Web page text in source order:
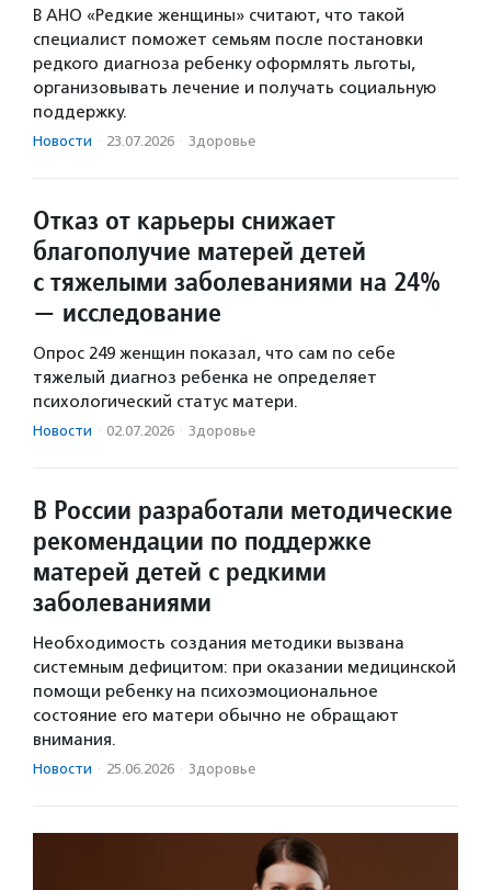
В АНО «Редкие женщины» считают, что такой
специалист поможет семьям после постановки
редкого диагноза ребенку оформлять льготы,
организовывать лечение и получать социальную
поддержку.
Новости · 23.07.2026 · Здоровье
Отказ от карьеры снижает
благополучие матерей детей
с тяжелыми заболеваниями на 24%
— исследование
Опрос 249 женщин показал, что сам по себе
тяжелый диагноз ребенка не определяет
психологический статус матери.
Новости · 02.07.2026 · Здоровье
В России разработали методические
рекомендации по поддержке
матерей детей с редкими
заболеваниями
Необходимость создания методики вызвана
системным дефицитом: при оказании медицинской
помощи ребенку на психоэмоциональное
состояние его матери обычно не обращают
внимания.
Новости · 25.06.2026 · Здоровье